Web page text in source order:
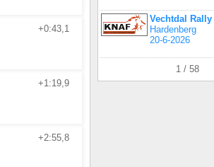
+0:43,1
+1:19,9
+2:55,8
Vechtdal Rally
Hardenberg
20-6-2026
1 / 58